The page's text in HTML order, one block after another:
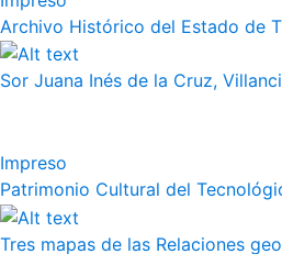
Archivo Histórico del Estado de
Sor Juana Inés de la Cruz,
Impreso
Patrimonio Cultural del
Tres mapas de las Relaciones